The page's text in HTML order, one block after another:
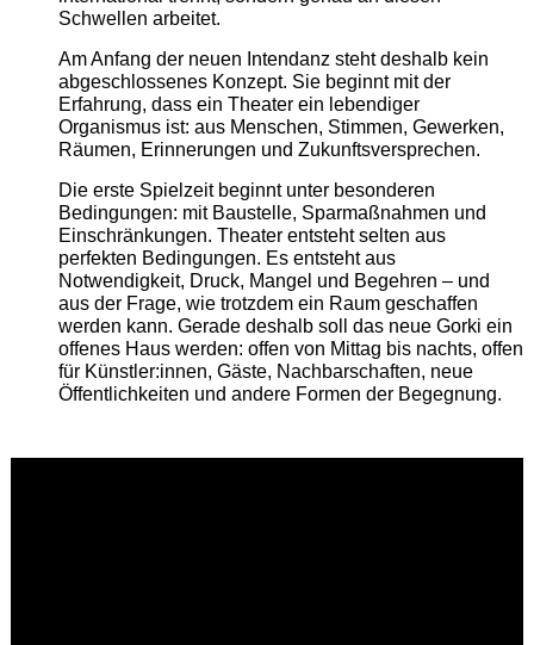
Schwellen arbeitet.
Am Anfang der neuen Intendanz steht deshalb kein
abgeschlossenes Konzept. Sie beginnt mit der
Erfahrung, dass ein Theater ein lebendiger
Organismus ist: aus Menschen, Stimmen, Gewerken,
Räumen, Erinnerungen und Zukunftsversprechen.
Die erste Spielzeit beginnt unter besonderen
Bedingungen: mit Baustelle, Sparmaßnahmen und
Einschränkungen. Theater entsteht selten aus
perfekten Bedingungen. Es entsteht aus
Notwendigkeit, Druck, Mangel und Begehren – und
aus der Frage, wie trotzdem ein Raum geschaffen
werden kann. Gerade deshalb soll das neue Gorki ein
offenes Haus werden: offen von Mittag bis nachts, offen
für Künstler:innen, Gäste, Nachbarschaften, neue
Öffentlichkeiten und andere Formen der Begegnung.